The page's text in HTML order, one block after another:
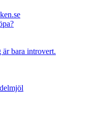
är bara introvert.